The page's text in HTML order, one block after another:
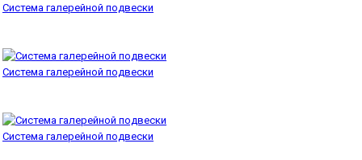
Система галерейной подвески
Система галерейной подвески
Система галерейной подвески